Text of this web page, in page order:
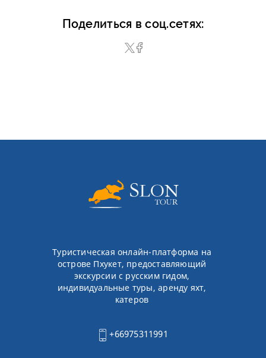
Поделиться в соц.сетях:
Туристическая онлайн-платформа на
острове Пхукет, предоставляющий
экскурсии с русским гидом,
индивидуальные туры, аренду яхт,
катеров
+66975311991